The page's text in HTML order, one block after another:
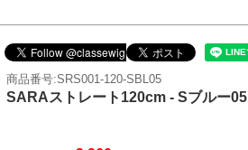
商品番号:SRS001-120-SBL05
SARAストレート120cm - Sブルー05